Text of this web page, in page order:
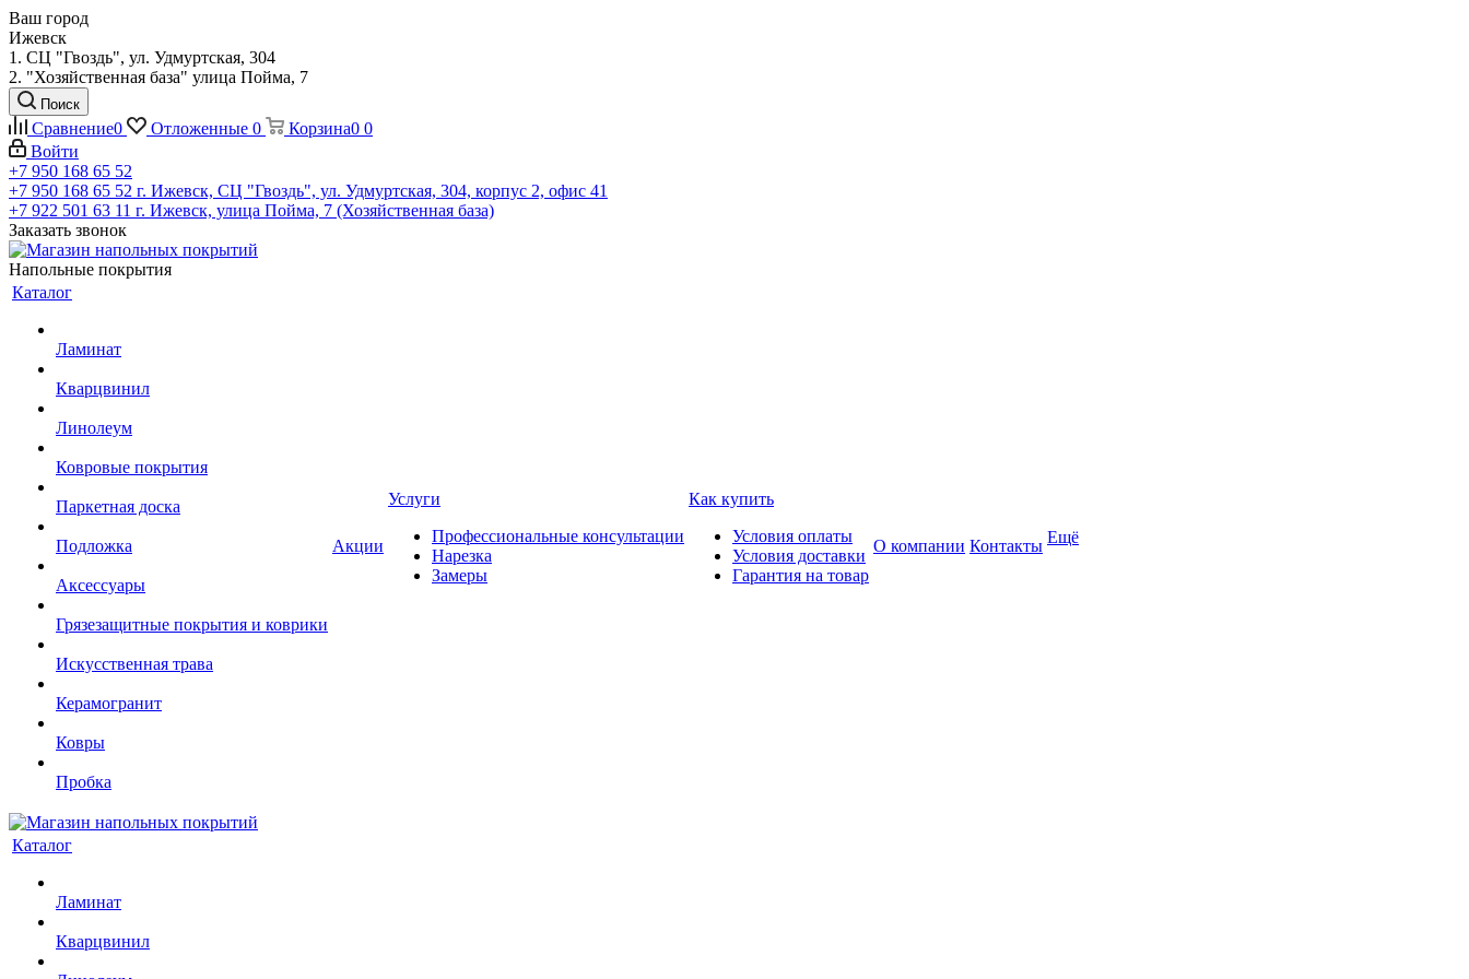
Ваш город
Ижевск
1. СЦ "Гвоздь", ул. Удмуртская, 304
2. "Хозяйственная база" улица Пойма, 7
Поиск
Сравнение0 Отложенные 0 Корзина0 0
Войти
+7 950 168 65 52
+7 950 168 65 52 г. Ижевск, СЦ "Гвоздь", ул. Удмуртская, 304, корпус 2, офис 41
+7 922 501 63 11 г. Ижевск, улица Пойма, 7 (Хозяйственная база)
Заказать звонок
Напольные покрытия
Каталог
Ламинат
Кварцвинил
Линолеум
Ковровые покрытия
Паркетная доска
Подложка
Аксессуары
Грязезащитные покрытия и коврики
Искусственная трава
Керамогранит
Ковры
Пробка
Акции
Услуги
Профессиональные консультации
Нарезка
Замеры
Как купить
Условия оплаты
Условия доставки
Гарантия на товар
О компании Контакты Ещё
Каталог
Ламинат
Кварцвинил